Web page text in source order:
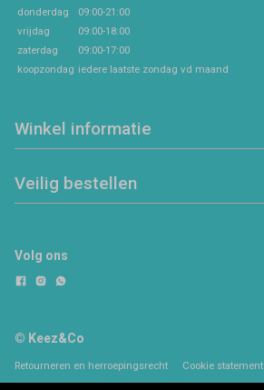
donderdag
09:00-21:00
vrijdag
09:00-18:00
zaterdag
09:00-17:00
koopzondag iedere laatste zondag vd maand
Winkel informatie
Veilig bestellen
Volg ons
© Keez&Co
Retourneren en herroepingsrecht Cookie statement